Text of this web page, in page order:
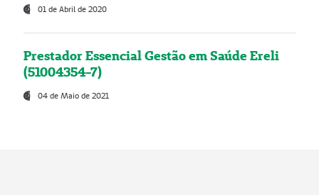
01 de Abril de 2020
Prestador Essencial Gestão em Saúde Ereli
(51004354-7)
04 de Maio de 2021